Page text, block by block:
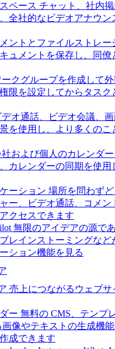
ペース チャット、社内
全社的なビデオアナウン
ントとファイルストレー
ュメントを保存し、同僚
ークグループを作成して
限を設定してからタスク
デオ通話、ビデオ会議、
を使用し、より多くのこ
社および個人のカレンダ
カレンダーの同期を使用
ーション 場所を問わず
ー、ビデオ通話、コメン
クセスできます
無限のアイデアの源で
レインストーミングなど
ション機能を見る
売上につながるウェブサ
ー 無料の CMS、テンプ
像やテキストの生成機
成できます